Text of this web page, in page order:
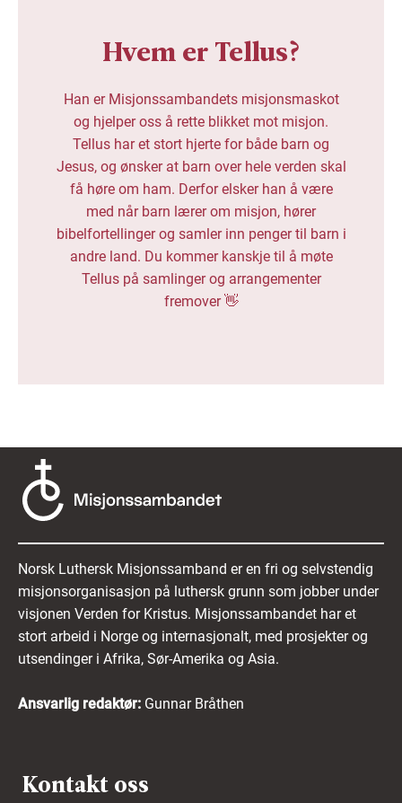
Hvem er Tellus?
Han er Misjonssambandets misjonsmaskot
og hjelper oss å rette blikket mot misjon.
Tellus har et stort hjerte for både barn og
Jesus, og ønsker at barn over hele verden skal
få høre om ham. Derfor elsker han å være
med når barn lærer om misjon, hører
bibelfortellinger og samler inn penger til barn i
andre land. Du kommer kanskje til å møte
Tellus på samlinger og arrangementer
fremover 👋
Norsk Luthersk Misjonssamband er en fri og selvstendig
misjonsorganisasjon på luthersk grunn som jobber under
visjonen Verden for Kristus. Misjonssambandet har et
stort arbeid i Norge og internasjonalt, med prosjekter og
utsendinger i Afrika, Sør-Amerika og Asia.
Ansvarlig redaktør: Gunnar Bråthen
Kontakt oss